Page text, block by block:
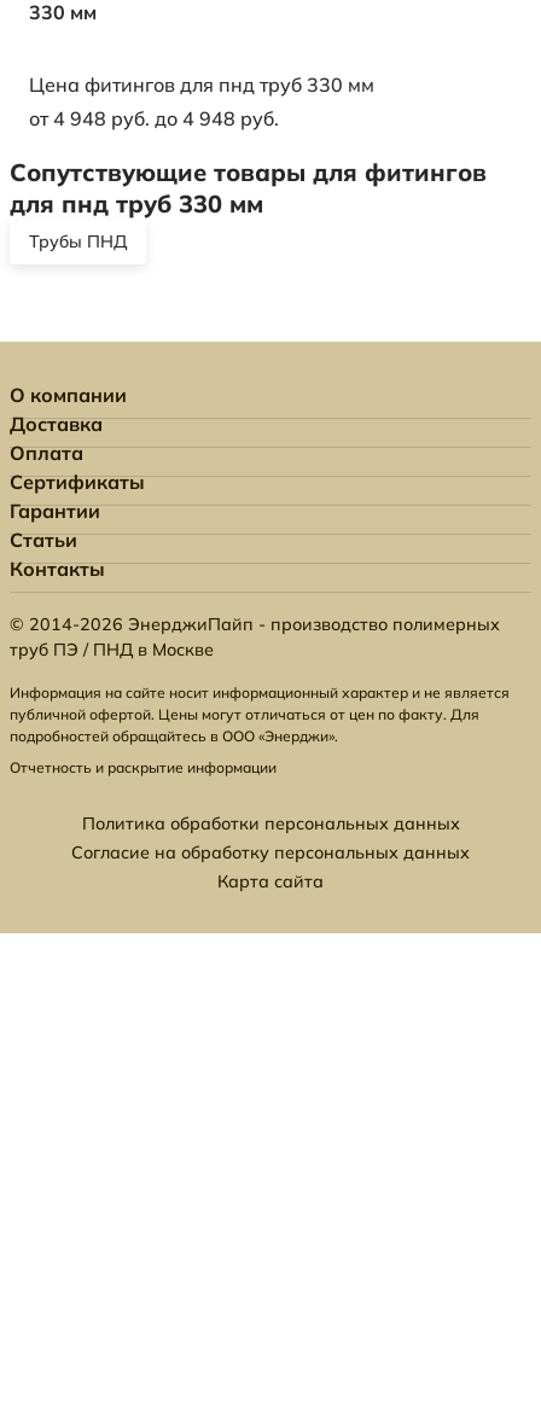
330 мм
Цена фитингов для пнд труб 330 мм
от 4 948 руб. до 4 948 руб.
Сопутствующие товары для фитингов
для пнд труб 330 мм
Трубы ПНД
О компании
Доставка
Оплата
Сертификаты
Гарантии
Статьи
Контакты
© 2014-2026 ЭнерджиПайп - производство полимерных
труб ПЭ / ПНД в Москве
Информация на сайте носит информационный характер и не является
публичной офертой. Цены могут отличаться от цен по факту. Для
подробностей обращайтесь в ООО «Энерджи».
Отчетность и раскрытие информации
Политика обработки персональных данных
Согласие на обработку персональных данных
Карта сайта